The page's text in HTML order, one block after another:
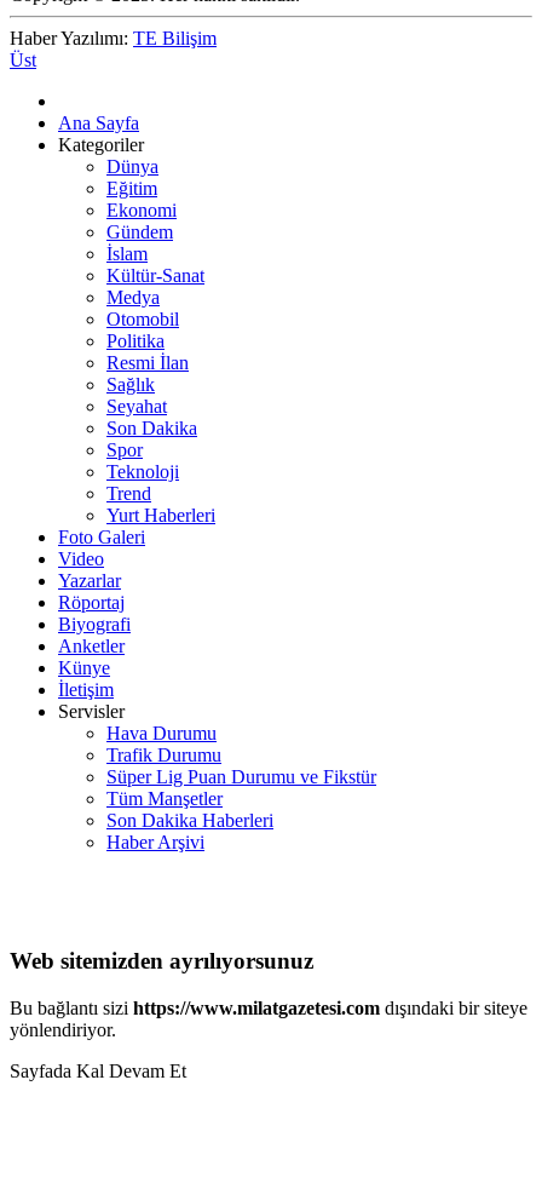
Haber Yazılımı: TE Bilişim
Üst
Ana Sayfa
Kategoriler
Dünya
Eğitim
Ekonomi
Gündem
İslam
Kültür-Sanat
Medya
Otomobil
Politika
Resmi İlan
Sağlık
Seyahat
Son Dakika
Spor
Teknoloji
Trend
Yurt Haberleri
Foto Galeri
Video
Yazarlar
Röportaj
Biyografi
Anketler
Künye
İletişim
Servisler
Hava Durumu
Trafik Durumu
Süper Lig Puan Durumu ve Fikstür
Tüm Manşetler
Son Dakika Haberleri
Haber Arşivi
Web sitemizden ayrılıyorsunuz
Bu bağlantı sizi https://www.milatgazetesi.com dışındaki bir siteye
yönlendiriyor.
Sayfada Kal Devam Et